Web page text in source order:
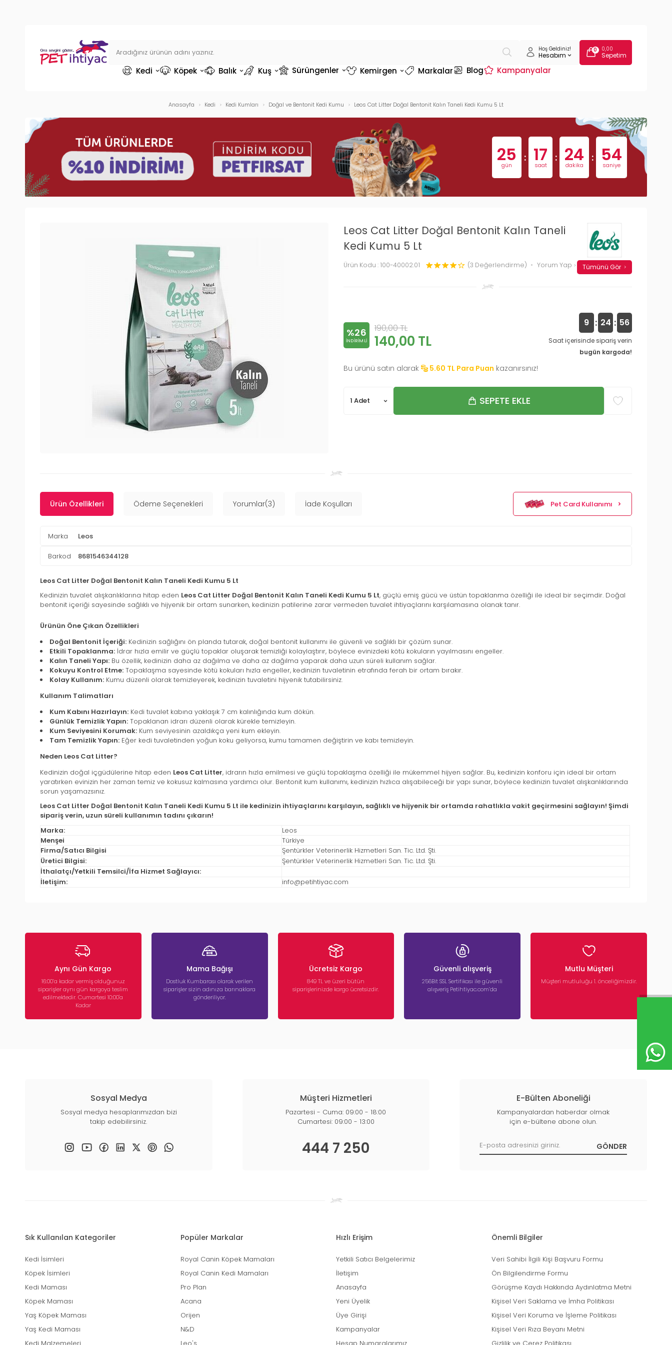
Hoş Geldiniz!
Hesabım
0 0,00
Sepetim
Kedi Köpek Balık Kuş Sürüngenler Kemirgen Markalar Blog Kampanyalar
Anasayfa Kedi Kedi Kumları Doğal ve Bentonit Kedi Kumu Leos Cat Litter Doğal Bentonit Kalın Taneli Kedi Kumu 5 Lt
25
gün
: 17
saat
: 24
dakika
: 53
saniye
Leos Cat Litter Doğal Bentonit Kalın Taneli
Kedi Kumu 5 Lt
Ürün Kodu : 100-40002.01 (3 Değerlendirme) Yorum Yap Tümünü Gör
%26
INDIRIMLI
190,00TL
140,00 TL
9 : 24 : 55
Saat içerisinde sipariş verin
bugün kargoda!
Bu ürünü satın alarak 5.60 TL Para Puan kazanırsınız!
SEPETE EKLE
Ürün Özellikleri Ödeme Seçenekleri Yorumlar(3) İade Koşulları Pet Card Kullanımı
Marka Leos
Barkod 8681546344128
Leos Cat Litter Doğal Bentonit Kalın Taneli Kedi Kumu 5 Lt
Kedinizin tuvalet alışkanlıklarına hitap eden Leos Cat Litter Doğal Bentonit Kalın Taneli Kedi Kumu 5 Lt, güçlü emiş gücü ve üstün topaklanma özelliği ile ideal bir seçimdir. Doğal
bentonit içeriği sayesinde sağlıklı ve hijyenik bir ortam sunarken, kedinizin patilerine zarar vermeden tuvalet ihtiyaçlarını karşılamasına olanak tanır.
Ürünün Öne Çıkan Özellikleri
Doğal Bentonit İçeriği: Kedinizin sağlığını ön planda tutarak, doğal bentonit kullanımı ile güvenli ve sağlıklı bir çözüm sunar.
Etkili Topaklanma: İdrar hızla emilir ve güçlü topaklar oluşarak temizliği kolaylaştırır, böylece evinizdeki kötü kokuların yayılmasını engeller.
Kalın Taneli Yapı: Bu özellik, kedinizin daha az dağılma ve daha az dağılma yaparak daha uzun süreli kullanım sağlar.
Kokuyu Kontrol Etme: Topaklaşma sayesinde kötü kokuları hızla engeller, kedinizin tuvaletinin etrafında ferah bir ortam bırakır.
Kolay Kullanım: Kumu düzenli olarak temizleyerek, kedinizin tuvaletini hijyenik tutabilirsiniz.
Kullanım Talimatları
Kum Kabını Hazırlayın: Kedi tuvalet kabına yaklaşık 7 cm kalınlığında kum dökün.
Günlük Temizlik Yapın: Topaklanan idrarı düzenli olarak kürekle temizleyin.
Kum Seviyesini Korumak: Kum seviyesinin azaldıkça yeni kum ekleyin.
Tam Temizlik Yapın: Eğer kedi tuvaletinden yoğun koku geliyorsa, kumu tamamen değiştirin ve kabı temizleyin.
Neden Leos Cat Litter?
Kedinizin doğal içgüdülerine hitap eden Leos Cat Litter, idrarın hızla emilmesi ve güçlü topaklaşma özelliği ile mükemmel hijyen sağlar. Bu, kedinizin konforu için ideal bir ortam
yaratırken evinizin her zaman temiz ve kokusuz kalmasına yardımcı olur. Bentonit kum kullanımı, kedinizin hızlıca alışabileceği bir yapı sunar, böylece kedinizin tuvalet alışkanlıklarında
sorun yaşamazsınız.
Leos Cat Litter Doğal Bentonit Kalın Taneli Kedi Kumu 5 Lt ile kedinizin ihtiyaçlarını karşılayın, sağlıklı ve hijyenik bir ortamda rahatlıkla vakit geçirmesini sağlayın! Şimdi
sipariş verin, uzun süreli kullanımın tadını çıkarın!
Marka:
Leos
Menşei
Türkiye
Firma/Satıcı Bilgisi
Şentürkler Veterinerlik Hizmetleri San. Tic. Ltd. Şti.
Üretici Bilgisi:
Şentürkler Veterinerlik Hizmetleri San. Tic. Ltd. Şti.
İthalatçı/Yetkili Temsilci/İfa Hizmet Sağlayıcı:
İletişim:
info@petihtiyac.com
Aynı Gün Kargo
16:00’a kadar vermiş olduğunuz
siparişler aynı gün kargoya teslim
edilmektedir. Cumartesi 10:00'a
Kadar
Mama Bağışı
Dostluk Kumbarası olarak verilen
siparişler sizin adınıza barınaklara
gönderiliyor.
Ücretsiz Kargo
849 TL ve üzeri bütün
siparişlerinizde kargo ücretsizdir.
Güvenli alışveriş
256Bit SSL Sertifikası ile güvenli
alışveriş Petihtiyac.com’da
Mutlu Müşteri
Müşteri mutluluğu 1. önceliğimizdir.
Sosyal Medya
Sosyal medya hesaplarımızdan bizi
takip edebilirsiniz.
Müşteri Hizmetleri
Pazartesi - Cuma: 09:00 - 18:00
Cumartesi: 09:00 - 13:00
444 7 250
E-Bülten Aboneliği
Kampanyalardan haberdar olmak
için e-bültene abone olun.
Sık Kullanılan Kategoriler
Kedi İsimleri
Köpek İsimleri
Kedi Maması
Köpek Maması
Yaş Köpek Maması
Yaş Kedi Maması
Popüler Markalar
Royal Canin Köpek Mamaları
Royal Canin Kedi Mamaları
Pro Plan
Acana
Orijen
N&D
Hızlı Erişim
Yetkili Satıcı Belgelerimiz
İletişim
Anasayfa
Yeni Üyelik
Üye Girişi
Kampanyalar
Önemli Bilgiler
Veri Sahibi İlgili Kişi Başvuru Formu
Ön Bilgilendirme Formu
Görüşme Kaydı Hakkında Aydınlatma Metni
Kişisel Veri Saklama ve İmha Politikası
Kişisel Veri Koruma ve İşleme Politikası
Kişisel Veri Rıza Beyanı Metni